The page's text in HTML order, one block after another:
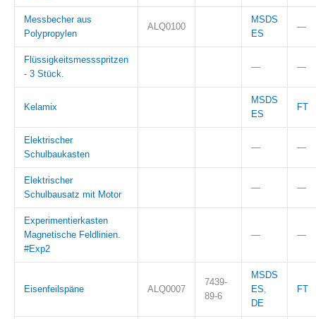
Messbecher aus
Polypropylen
ALQ0100
MSDS
ES
—
Flüssigkeitsmessspritzen
- 3 Stück.
— —
Kelamix
MSDS
ES
FT
Elektrischer
Schulbaukasten
— —
Elektrischer
Schulbausatz mit Motor
— —
Experimentierkasten
Magnetische Feldlinien.
#Exp2
— —
Eisenfeilspäne ALQ0007
7439-
89-6
MSDS
ES,
DE
FT